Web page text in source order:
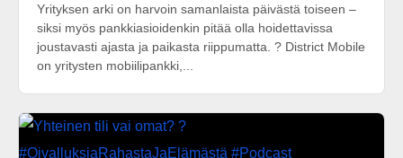
Yrityksen arki on harvoin samanlaista päivästä toiseen –
siksi myös pankkiasioidenkin pitää olla hoidettavissa
joustavasti ajasta ja paikasta riippumatta. ? District Mobile
on yritysten mobiilipankki,...